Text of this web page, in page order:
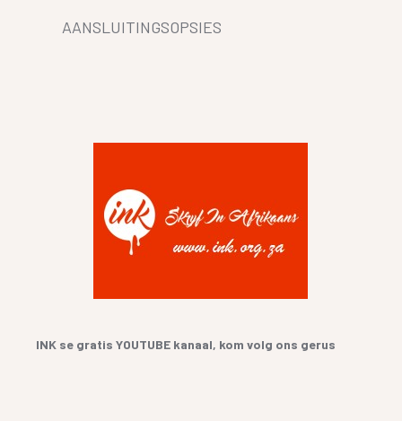
AANSLUITINGSOPSIES
INK se gratis YOUTUBE kanaal, kom volg ons gerus